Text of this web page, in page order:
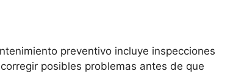
preventivo incluye inspecciones
posibles problemas antes de que